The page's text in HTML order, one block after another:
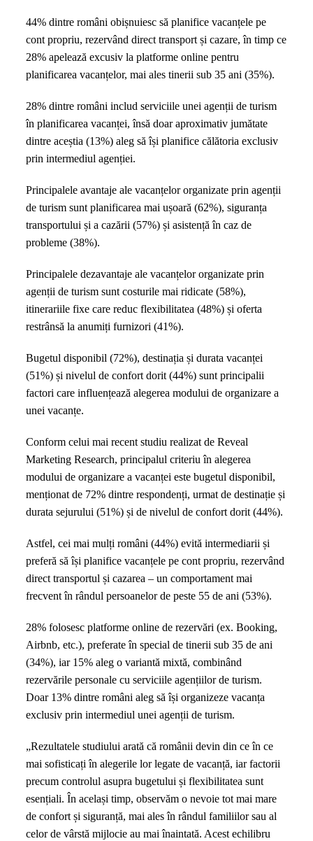
44% dintre români obișnuiesc să planifice vacanțele pe
cont propriu, rezervând direct transport și cazare, în timp ce
28% apelează excusiv la platforme online pentru
planificarea vacanțelor, mai ales tinerii sub 35 ani (35%).
28% dintre români includ serviciile unei agenții de turism
în planificarea vacanței, însă doar aproximativ jumătate
dintre aceștia (13%) aleg să își planifice călătoria exclusiv
prin intermediul agenției.
Principalele avantaje ale vacanțelor organizate prin agenții
de turism sunt planificarea mai ușoară (62%), siguranța
transportului și a cazării (57%) și asistență în caz de
probleme (38%).
Principalele dezavantaje ale vacanțelor organizate prin
agenții de turism sunt costurile mai ridicate (58%),
itinerariile fixe care reduc flexibilitatea (48%) și oferta
restrânsă la anumiți furnizori (41%).
Bugetul disponibil (72%), destinația și durata vacanței
(51%) și nivelul de confort dorit (44%) sunt principalii
factori care influențează alegerea modului de organizare a
unei vacanțe.
Conform celui mai recent studiu realizat de Reveal
Marketing Research, principalul criteriu în alegerea
modului de organizare a vacanței este bugetul disponibil,
menționat de 72% dintre respondenți, urmat de destinație și
durata sejurului (51%) și de nivelul de confort dorit (44%).
Astfel, cei mai mulți români (44%) evită intermediarii și
preferă să își planifice vacanțele pe cont propriu, rezervând
direct transportul și cazarea – un comportament mai
frecvent în rândul persoanelor de peste 55 de ani (53%).
28% folosesc platforme online de rezervări (ex. Booking,
Airbnb, etc.), preferate în special de tinerii sub 35 de ani
(34%), iar 15% aleg o variantă mixtă, combinând
rezervările personale cu serviciile agențiilor de turism.
Doar 13% dintre români aleg să își organizeze vacanța
exclusiv prin intermediul unei agenții de turism.
„Rezultatele studiului arată că românii devin din ce în ce
mai sofisticați în alegerile lor legate de vacanță, iar factorii
precum controlul asupra bugetului și flexibilitatea sunt
esențiali. În același timp, observăm o nevoie tot mai mare
de confort și siguranță, mai ales în rândul familiilor sau al
celor de vârstă mijlocie au mai înaintată. Acest echilibru